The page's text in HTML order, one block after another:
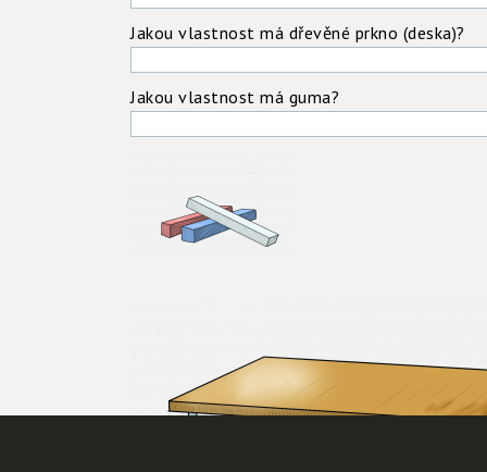
Jakou vlastnost má dřevěné prkno (deska)?
Jakou vlastnost má guma?